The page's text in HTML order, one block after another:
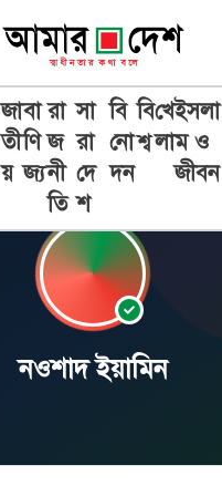
জা
তী
য়
বা
ণি
জ্য
রা
জ
নী
তি
সা
রা
দে
শ
বি
নো
দন
বি
শ্ব
খে
লা
ইসলা
ম ও
জীবন
নওশাদ ইয়ামিন